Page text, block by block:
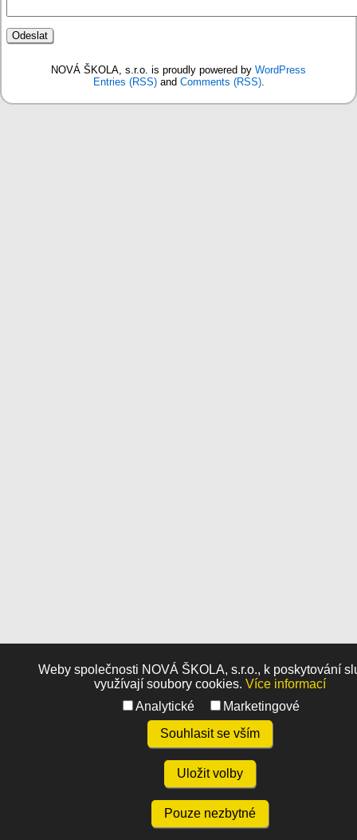
NOVÁ ŠKOLA, s.r.o. is proudly powered by WordPress
Entries (RSS)and Comments (RSS).
Weby společnosti NOVÁ ŠKOLA, s.r.o., k poskytování
využívají soubory cookies. Více informací
Analytické
Marketingové
Souhlasit se vším
Uložit volby
Pouze nezbytné